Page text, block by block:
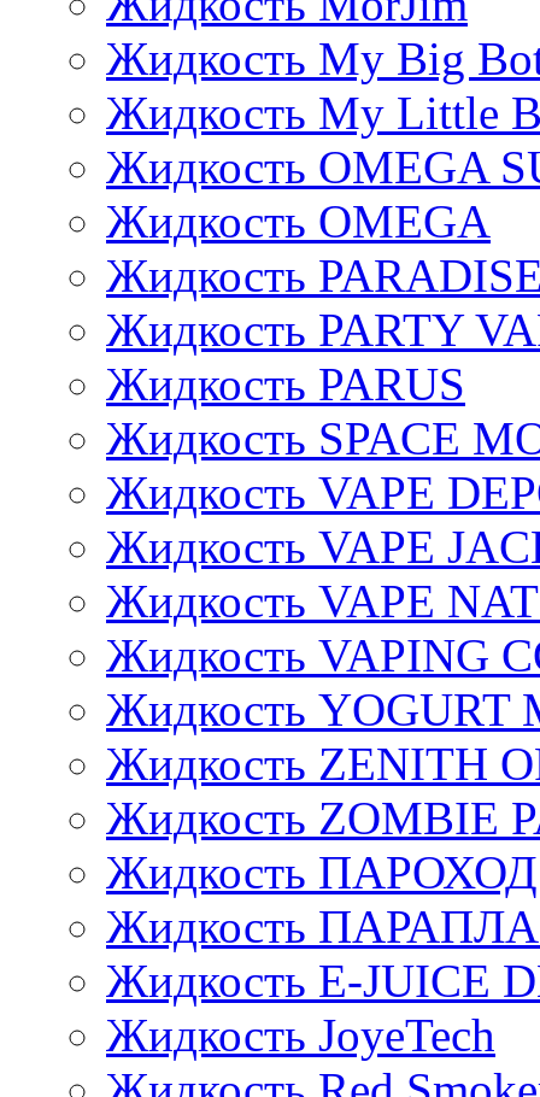
Жидкость My Big
Жидкость My Little
Жидкость OMEGA
Жидкость OMEGA
Жидкость
Жидкость PARTY
Жидкость PARUS
Жидкость SPACE
Жидкость VAPE
Жидкость VAPE
Жидкость VAPE
Жидкость VAPING
Жидкость YOGURT
Жидкость ZENITH
Жидкость ZOMBIE
Жидкость ПАРОХОД
Жидкость
Жидкость E-JUIСE
Жидкость JoyeTech